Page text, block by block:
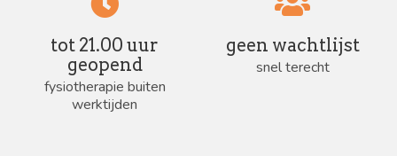
tot 21.00 uur
geopend
fysiotherapie buiten
werktijden
geen wachtlijst
snel terecht